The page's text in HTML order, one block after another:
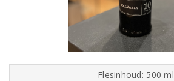
Flesinhoud: 500 ml